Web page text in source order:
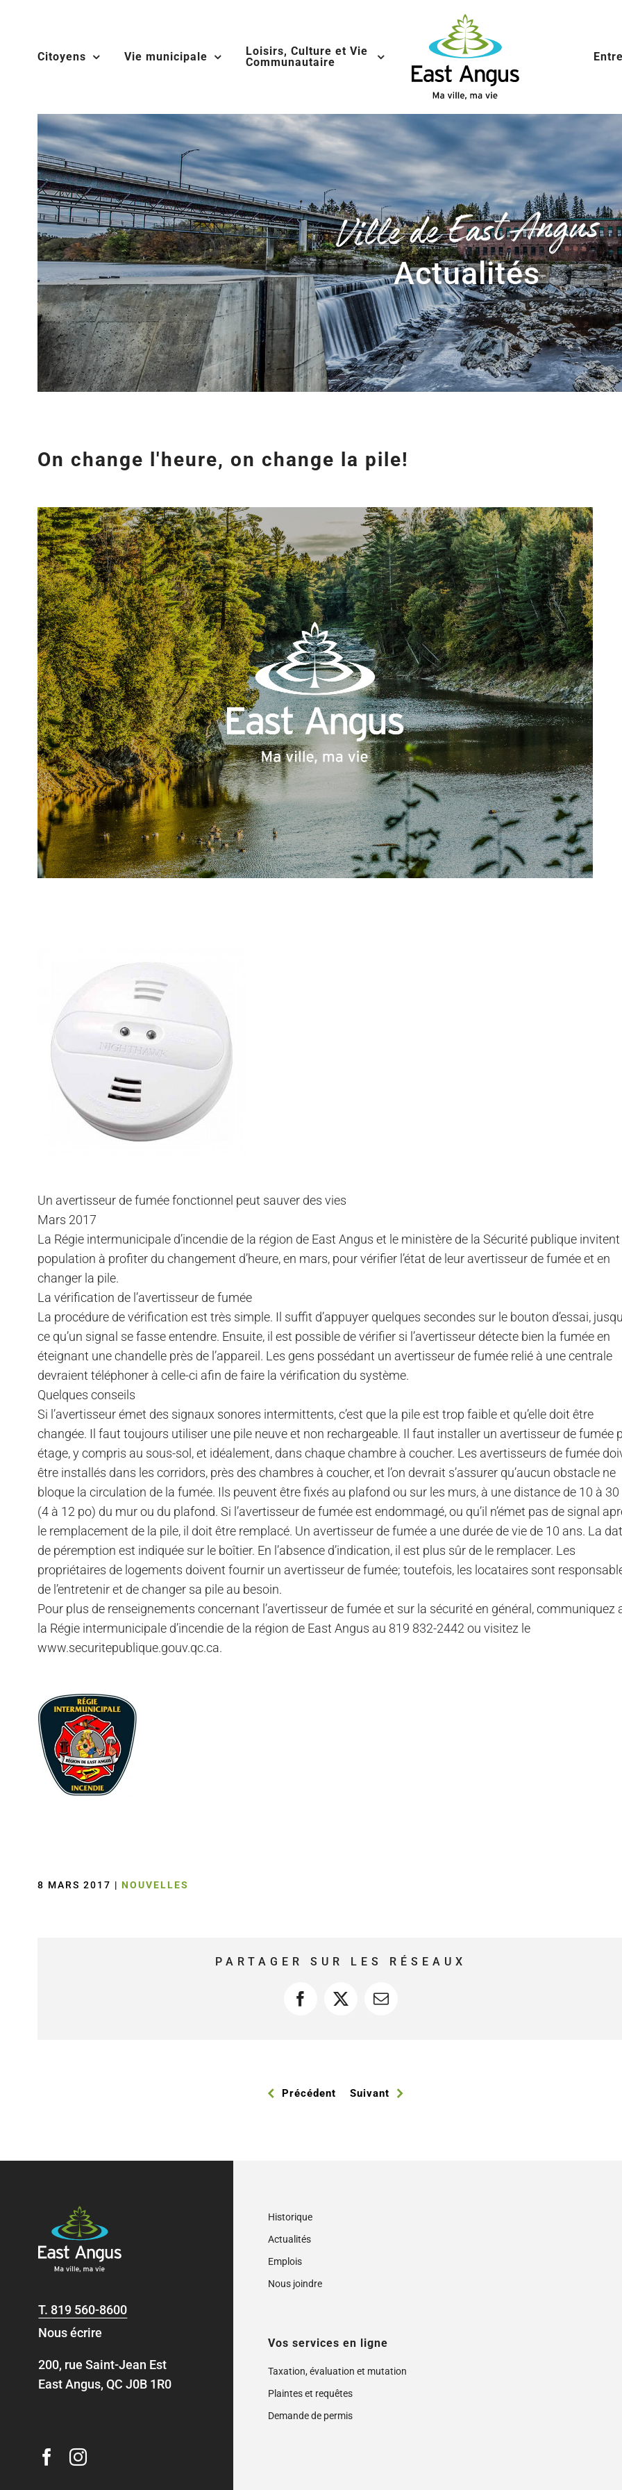
contentCitoyens Vie municipale
Loisirs, Culture et Vie
Communautaire
Ville de East Angus
Actualités
On change l'heure, on change la pile!
Agrandir
l&apos;image
Un avertisseur de fumée fonctionnel peut sauver des vies
Mars 2017
La Régie intermunicipale d’incendie de la région de East Angus et le ministère de la Sécurité publique invitent
population à profiter du changement d’heure, en mars, pour vérifier l’état de leur avertisseur de fumée et en
changer la pile.
La vérification de l’avertisseur de fumée
La procédure de vérification est très simple. Il suffit d’appuyer quelques secondes sur le bouton d’essai,
ce qu’un signal se fasse entendre. Ensuite, il est possible de vérifier si l’avertisseur détecte bien la fumée en
éteignant une chandelle près de l’appareil. Les gens possédant un avertisseur de fumée relié à une centrale
devraient téléphoner à celle-ci afin de faire la vérification du système.
Quelques conseils
Si l’avertisseur émet des signaux sonores intermittents, c’est que la pile est trop faible et qu’elle doit être
changée. Il faut toujours utiliser une pile neuve et non rechargeable. Il faut installer un avertisseur de fumée
étage, y compris au sous-sol, et idéalement, dans chaque chambre à coucher. Les avertisseurs de fumée
être installés dans les corridors, près des chambres à coucher, et l’on devrait s’assurer qu’aucun obstacle ne
bloque la circulation de la fumée. Ils peuvent être fixés au plafond ou sur les murs, à une distance de 10 à 30
(4 à 12 po) du mur ou du plafond. Si l’avertisseur de fumée est endommagé, ou qu’il n’émet pas de signal
le remplacement de la pile, il doit être remplacé. Un avertisseur de fumée a une durée de vie de 10 ans. La
de péremption est indiquée sur le boîtier. En l’absence d’indication, il est plus sûr de le remplacer. Les
propriétaires de logements doivent fournir un avertisseur de fumée; toutefois, les locataires sont
de l’entretenir et de changer sa pile au besoin.
Pour plus de renseignements concernant l’avertisseur de fumée et sur la sécurité en général, communiquez
la Régie intermunicipale d’incendie de la région de East Angus au 819 832-2442 ou visitez le
www.securitepublique.gouv.qc.ca.
8 MARS 2017 | NOUVELLES
PARTAGER SUR LES RÉSEAUX
Facebook
X Courriel
Précédent Suivant
T. 819 560-8600
Nous écrire
200, rue Saint-Jean Est
East Angus, QC J0B 1R0
Historique
Actualités
Emplois
Nous joindre
Vos services en ligne
Taxation, évaluation et mutation
Plaintes et requêtes
Demande de permis